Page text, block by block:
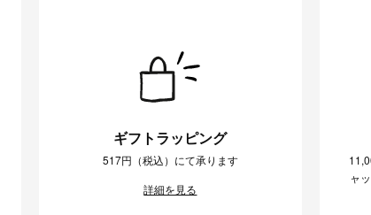
ギフトラッピング
517円（税込）にて承ります
詳細を見る
ャ